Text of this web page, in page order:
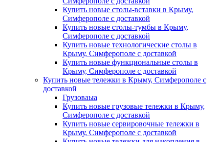
Купить новые столы-вставки в Крыму,
Симферополе с доставкой
Купить новые столы-тумбы в Крыму,
Симферополе с доставкой
Купить новые технологические столы в
Крыму, Симферополе с доставкой
Купить новые функциональные столы в
Крыму, Симферополе с доставкой
Купить новые тележки в Крыму, Симферополе с
доставкой
Грузоваыа
Купить новые грузовые тележки в Крыму,
Симферополе с доставкой
Купить новые сервировочные тележки в
Крыму, Симферополе с доставкой